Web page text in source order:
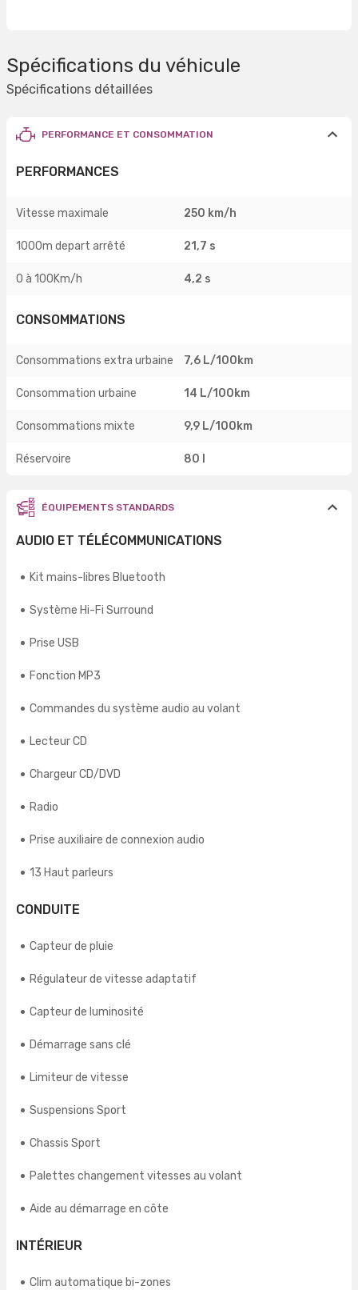
Spécifications du véhicule
Spécifications détaillées
PERFORMANCE ET CONSOMMATION
PERFORMANCES
Vitesse maximale 250 km/h
1000m depart arrêté 21,7 s
0 à 100Km/h 4,2 s
CONSOMMATIONS
Consommations extra urbaine 7,6 L/100km
Consommation urbaine 14 L/100km
Consommations mixte 9,9 L/100km
Réservoire 80 l
ÉQUIPEMENTS STANDARDS
AUDIO ET TÉLÉCOMMUNICATIONS
Kit mains-libres Bluetooth
Système Hi-Fi Surround
Prise USB
Fonction MP3
Commandes du système audio au volant
Lecteur CD
Chargeur CD/DVD
Radio
Prise auxiliaire de connexion audio
13 Haut parleurs
CONDUITE
Capteur de pluie
Régulateur de vitesse adaptatif
Capteur de luminosité
Démarrage sans clé
Limiteur de vitesse
Suspensions Sport
Chassis Sport
Palettes changement vitesses au volant
Aide au démarrage en côte
INTÉRIEUR
Clim automatique bi-zones